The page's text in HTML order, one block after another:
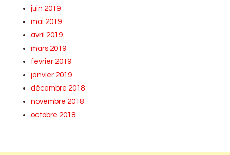
juin 2019
mai 2019
avril 2019
mars 2019
février 2019
janvier 2019
décembre 2018
novembre 2018
octobre 2018